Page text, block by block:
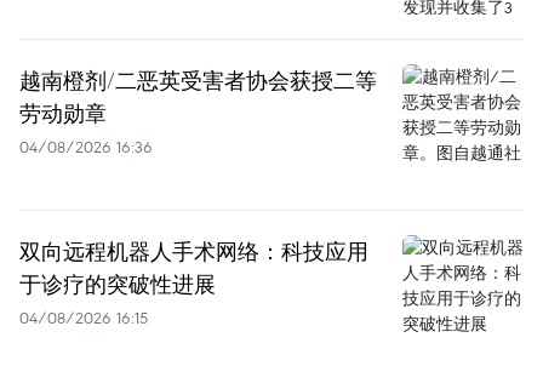
越南橙剂/二恶英受害者协会获授二等
劳动勋章
04/08/2026 16:36
双向远程机器人手术网络：科技应用
于诊疗的突破性进展
04/08/2026 16:15